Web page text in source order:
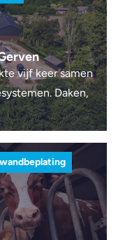
vijf keer samen
Daken,